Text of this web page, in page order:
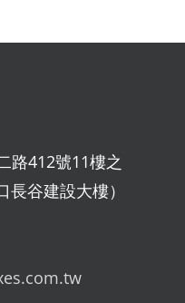
路412號11樓之
谷建設大樓）